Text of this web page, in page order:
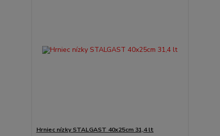
Hrniec nízky STALGAST 40x25cm 31,4 lt